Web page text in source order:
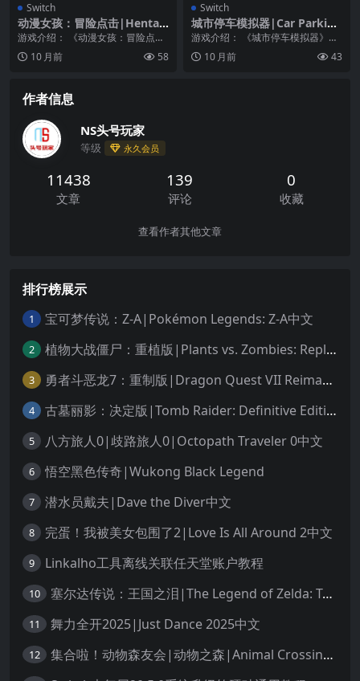
Switch
动漫女孩：冒险点击|Hentai
Girls: Adventure Clicker中
文
游戏介绍： 《动漫女孩：冒险点
击》用魔法的点击解锁极好的画像
变得幸福！点击越多，...
10 月前 58
Switch
城市停车模拟器|Car Parking
Simulator
游戏介绍： 《城市停车模拟器》驾
驶、漂移和停放肌肉车和超级跑
车、MPV、皮卡车、...
10 月前 43
作者信息
NS头号玩家
等级 永久会员
11438
文章
139
评论
0
收藏
查看作者其他文章
排行榜展示
1 宝可梦传说：Z-A|Pokémon Legends: Z-A中文
2 植物大战僵尸：重植版|Plants vs. Zombies: Replanted中文
3 勇者斗恶龙7：重制版|Dragon Quest VII Reimagined中文
4 古墓丽影：决定版|Tomb Raider: Definitive Edition中文
5 八方旅人0|歧路旅人0|Octopath Traveler 0中文
6 悟空黑色传奇|Wukong Black Legend
7 潜水员戴夫|Dave the Diver中文
8 完蛋！我被美女包围了2|Love Is All Around 2中文
9 Linkalho工具离线关联任天堂账户教程
10 塞尔达传说：王国之泪|The Legend of Zelda: Tears of the Kingdom中文
11 舞力全开2025|Just Dance 2025中文
12 集合啦！动物森友会|动物之森|Animal Crossing: New Horizons中文